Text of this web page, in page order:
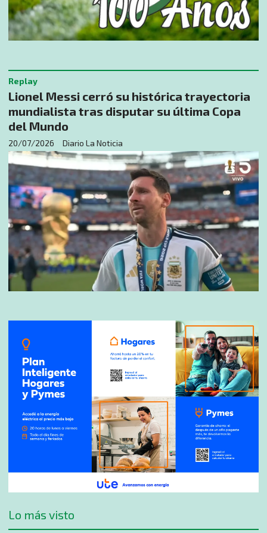
Lionel Messi cerró su histórica trayectoria
mundialista tras disputar su última Copa
del Mundo
Diario La Noticia
Replay
20/07/2026
Lo más visto